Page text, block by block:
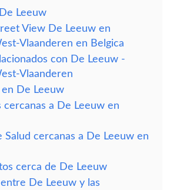
Leeuw
View De Leeuw en
Vlaanderen en Belgica
con De Leeuw -
Vlaanderen
De Leeuw
cercanas a De Leeuw en
Salud cercanas a De Leeuw en
cerca de De Leeuw
De Leeuw y las